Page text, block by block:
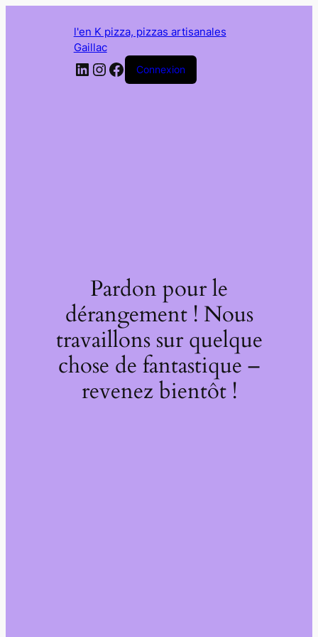
l'en K pizza, pizzas artisanales
Gaillac
LinkedIn
Instagram
Facebook
Connexion
Pardon pour le
dérangement ! Nous
travaillons sur quelque
chose de fantastique –
revenez bientôt !